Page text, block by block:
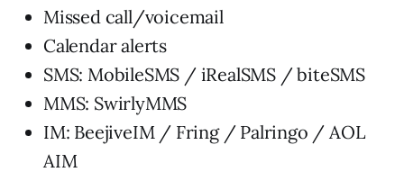
Missed call/voicemail
Calendar alerts
SMS: MobileSMS / iRealSMS / biteSMS
MMS: SwirlyMMS
IM: BeejiveIM / Fring / Palringo / AOL
AIM